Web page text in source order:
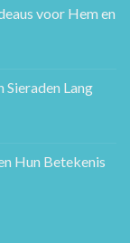
voor Hem en
Sieraden Lang
Hun Betekenis